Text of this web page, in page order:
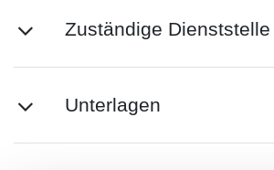
Zuständige Dienststelle
Unterlagen